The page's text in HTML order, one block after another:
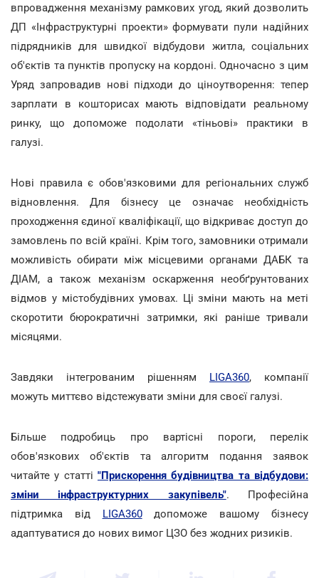
впровадження механізму рамкових угод, який дозволить
ДП «Інфраструктурні проекти» формувати пули надійних
підрядників для швидкої відбудови житла, соціальних
об'єктів та пунктів пропуску на кордоні. Одночасно з цим
Уряд запровадив нові підходи до ціноутворення: тепер
зарплати в кошторисах мають відповідати реальному
ринку, що допоможе подолати «тіньові» практики в
галузі.
Нові правила є обов'язковими для регіональних служб
відновлення. Для бізнесу це означає необхідність
проходження єдиної кваліфікації, що відкриває доступ до
замовлень по всій країні. Крім того, замовники отримали
можливість обирати між місцевими органами ДАБК та
ДІАМ, а також механізм оскарження необґрунтованих
відмов у містобудівних умовах. Ці зміни мають на меті
скоротити бюрократичні затримки, які раніше тривали
місяцями.
Завдяки інтегрованим рішенням LIGA360, компанії
можуть миттєво відстежувати зміни для своєї галузі.
Більше подробиць про вартісні пороги, перелік
обов'язкових об'єктів та алгоритм подання заявок
читайте у статті "Прискорення будівництва та відбудови:
зміни інфраструктурних закупівель". Професійна
підтримка від LIGA360допоможе вашому бізнесу
адаптуватися до нових вимог ЦЗО без жодних ризиків.